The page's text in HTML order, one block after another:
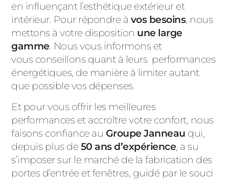
en influençant l’esthétique extérieur et
intérieur. Pour répondre à vos besoins, nous
mettons à votre disposition une large
gamme. Nous vous informons et
vous conseillons quant à leurs performances
énergétiques, de manière à limiter autant
que possible vos dépenses.
Et pour vous offrir les meilleures
performances et accroître votre confort, nous
faisons confiance au Groupe Janneau qui,
depuis plus de50 ans d’expérience, a su
s’imposer sur le marché de la fabrication des
portes d’entrée et fenêtres, guidé par le souci